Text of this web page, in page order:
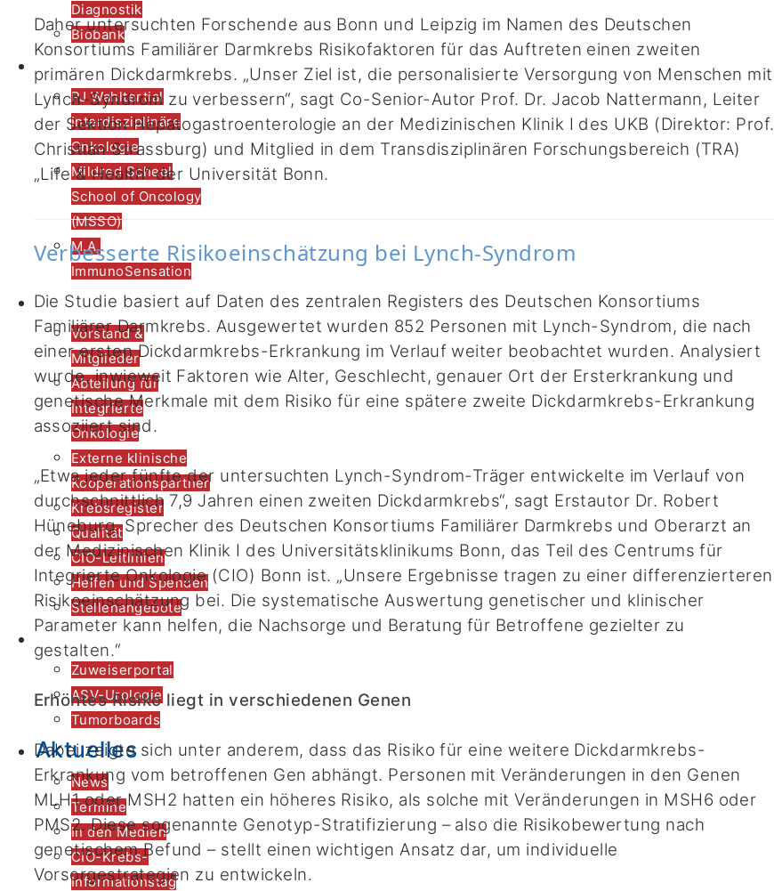
Diagnostik
Biobank
Lehre
PJ Wahltertial
Interdisziplinäre
Onkologie
Mildred Scheel
School of Oncology
(MSSO)
M.A.
ImmunoSensation
CIO Bonn
Vorstand &
Mitglieder
Abteilung für
Integrierte
Onkologie
Externe klinische
Kooperationspartner
Krebsregister
Qualität
CIO-Leitlinien
Helfen und Spenden
Stellenangebote
Zuweiser*innen
Zuweiserportal
ASV-Urologie
Tumorboards
Aktuelles
News
Termine
In den Medien
CIO-Krebs-
Informationstag
Daher untersuchten Forschende aus Bonn und Leipzig im Namen des Deutschen
Konsortiums Familiärer Darmkrebs Risikofaktoren für das Auftreten einen zweiten
primären Dickdarmkrebs. „Unser Ziel ist, die personalisierte Versorgung von Menschen mit
Lynch-Syndrom zu verbessern“, sagt Co-Senior-Autor Prof. Dr. Jacob Nattermann, Leiter
der Sektion Hepatogastroenterologie an der Medizinischen Klinik I des UKB (Direktor: Prof.
Christian Strassburg) und Mitglied in dem Transdisziplinären Forschungsbereich (TRA)
„Life & Health“ der Universität Bonn.
Verbesserte Risikoeinschätzung bei Lynch-Syndrom
Die Studie basiert auf Daten des zentralen Registers des Deutschen Konsortiums
Familiärer Darmkrebs. Ausgewertet wurden 852 Personen mit Lynch-Syndrom, die nach
einer ersten Dickdarmkrebs-Erkrankung im Verlauf weiter beobachtet wurden. Analysiert
wurde, inwieweit Faktoren wie Alter, Geschlecht, genauer Ort der Ersterkrankung und
genetische Merkmale mit dem Risiko für eine spätere zweite Dickdarmkrebs-Erkrankung
assoziiert sind.
„Etwa jeder fünfte der untersuchten Lynch-Syndrom-Träger entwickelte im Verlauf von
durchschnittlich 7,9 Jahren einen zweiten Dickdarmkrebs“, sagt Erstautor Dr. Robert
Hüneburg, Sprecher des Deutschen Konsortiums Familiärer Darmkrebs und Oberarzt an
der Medizinischen Klinik I des Universitätsklinikums Bonn, das Teil des Centrums für
Integrierte Onkologie (CIO) Bonn ist. „Unsere Ergebnisse tragen zu einer differenzierteren
Risikoeinschätzung bei. Die systematische Auswertung genetischer und klinischer
Parameter kann helfen, die Nachsorge und Beratung für Betroffene gezielter zu
gestalten.“
Erhöhtes Risiko liegt in verschiedenen Genen
Dabei zeigte sich unter anderem, dass das Risiko für eine weitere Dickdarmkrebs-
Erkrankung vom betroffenen Gen abhängt. Personen mit Veränderungen in den Genen
MLH1 oder MSH2 hatten ein höheres Risiko, als solche mit Veränderungen in MSH6 oder
PMS2. Diese sogenannte Genotyp-Stratifizierung – also die Risikobewertung nach
genetischem Befund – stellt einen wichtigen Ansatz dar, um individuelle
Vorsorgestrategien zu entwickeln.